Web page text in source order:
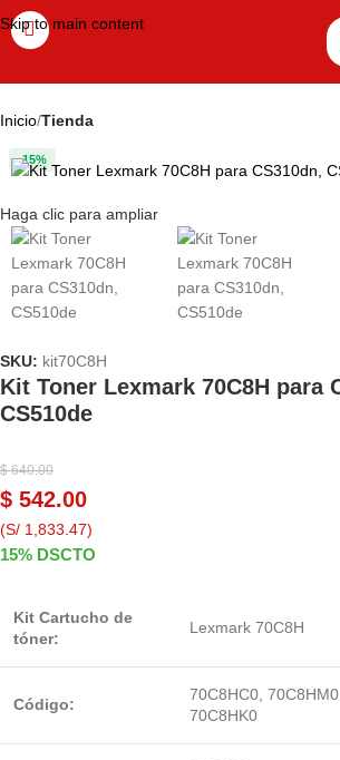
Skip to main content
Inicio Tienda
-15%
Haga clic para ampliar
SKU: kit70C8H
Kit Toner Lexmark 70C8H para
CS510de
$640.00
$ 542.00
(S/ 1,833.47)
15% DSCTO
Kit Cartucho de
tóner:
Lexmark 70C8H
Código:
70C8HC0,
70C8HK0